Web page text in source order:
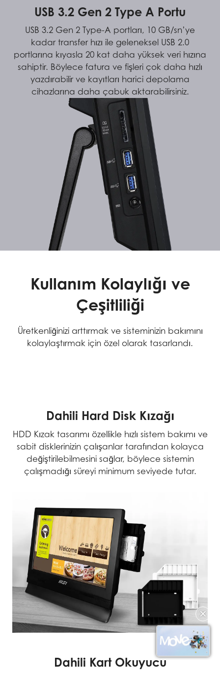
✕
USB 3.2 Gen 2 Type A Portu
USB 3.2 Gen 2 Type-A portları, 10 GB/sn’ye
kadar transfer hızı ile geleneksel USB 2.0
portlarına kıyasla 20 kat daha yüksek veri hızına
sahiptir. Böylece fatura ve fişleri çok daha hızlı
yazdırabilir ve kayıtları harici depolama
cihazlarına daha çabuk aktarabilirsiniz.
Kullanım Kolaylığı ve
Çeşitliliği
Üretkenliğinizi arttırmak ve sisteminizin bakımını
kolaylaştırmak için özel olarak tasarlandı.
Dahili Hard Disk Kızağı
HDD Kızak tasarımı özellikle hızlı sistem bakımı ve
sabit disklerinizin çalışanlar tarafından kolayca
değiştirilebilmesini sağlar, böylece sistemin
çalışmadığı süreyi minimum seviyede tutar.
Dahili Kart Okuyucu